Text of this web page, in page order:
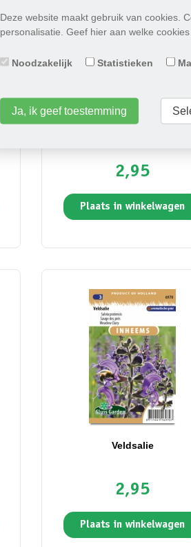
Deze website maakt gebruik van cookies.
personalisatie. Geef hier aan welke
Noodzakelijk Statistieken
Ja, ik geef toestemming
Middelste Teunisbloem
2,95
Plaats in winkelwagen
Veldsalie
2,95
Plaats in winkelwagen